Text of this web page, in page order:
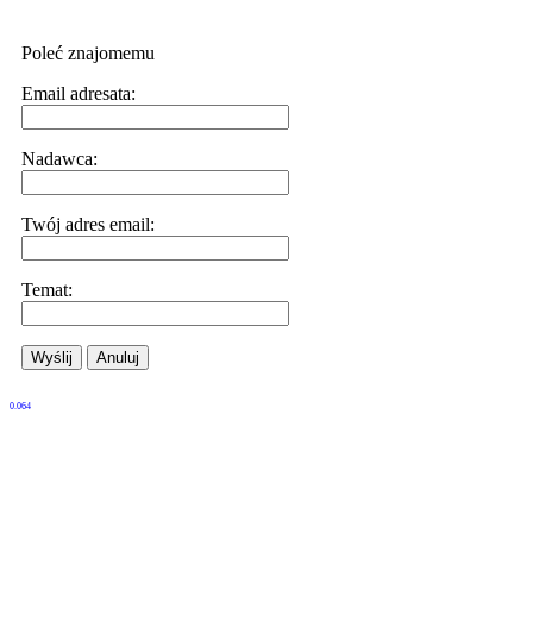
Poleć znajomemu
Email adresata:
Nadawca:
Twój adres email:
Temat:
Wyślij Anuluj
0.064